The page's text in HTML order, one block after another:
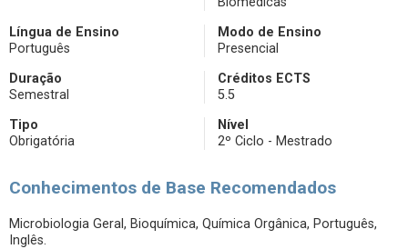
Língua de Ensino
Português
Modo de Ensino
Presencial
Duração
Semestral
Créditos ECTS
5.5
Tipo
Obrigatória
Nível
2º Ciclo - Mestrado
Conhecimentos de Base Recomendados
Microbiologia Geral, Bioquímica, Química Orgânica, Português,
Inglês.